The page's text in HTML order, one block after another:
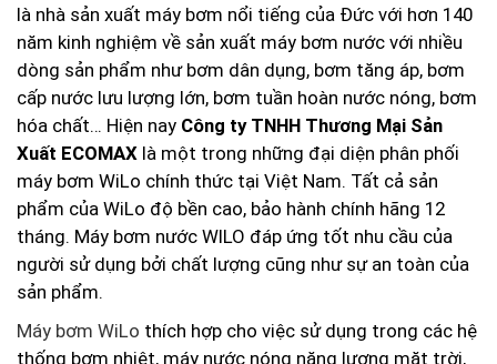
là nhà sản xuất máy bơm nổi tiếng của Đức với hơn 140
năm kinh nghiệm về sản xuất máy bơm nước với nhiều
dòng sản phẩm như bơm dân dụng, bơm tăng áp, bơm
cấp nước lưu lượng lớn, bơm tuần hoàn nước nóng, bơm
hóa chất… Hiện nay Công ty TNHH Thương Mại Sản
Xuất ECOMAX là một trong những đại diện phân phối
máy bơm WiLo chính thức tại Việt Nam. Tất cả sản
phẩm của WiLo độ bền cao, bảo hành chính hãng 12
tháng. Máy bơm nước WILO đáp ứng tốt nhu cầu của
người sử dụng bởi chất lượng cũng như sự an toàn của
sản phẩm.
Máy bơm WiLo thích hợp cho việc sử dụng trong các hệ
thống bơm nhiệt, máy nước nóng năng lượng mặt trời,